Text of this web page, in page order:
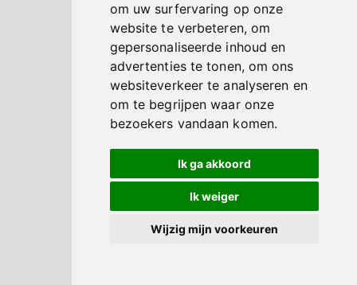
om uw surfervaring op onze
website te verbeteren, om
gepersonaliseerde inhoud en
advertenties te tonen, om ons
websiteverkeer te analyseren en
om te begrijpen waar onze
bezoekers vandaan komen.
Ik ga akkoord
Ik weiger
Wijzig mijn voorkeuren